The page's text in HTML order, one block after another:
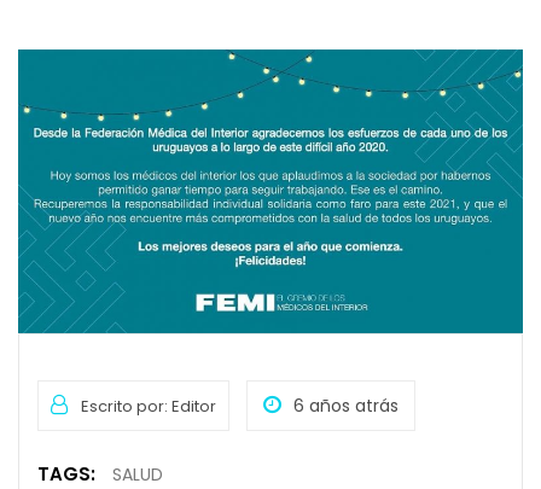
Escrito por: Editor 6 años atrás
TAGS: SALUD